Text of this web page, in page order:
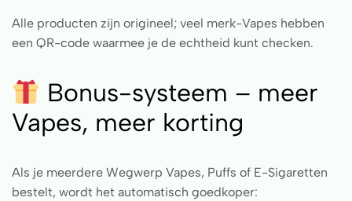
Alle producten zijn origineel; veel merk-Vapes hebben
een QR-code waarmee je de echtheid kunt checken.
Bonus-systeem – meer
Vapes, meer korting
Als je meerdere Wegwerp Vapes, Puffs of E-Sigaretten
bestelt, wordt het automatisch goedkoper: